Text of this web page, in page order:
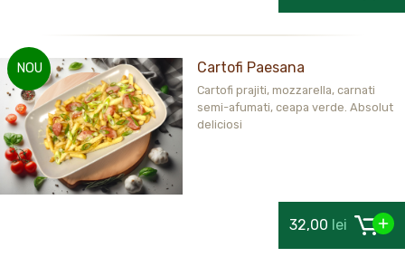
NOU Cartofi Paesana
Cartofi prajiti, mozzarella, carnati
semi-afumati, ceapa verde. Absolut
deliciosi
32,00 lei